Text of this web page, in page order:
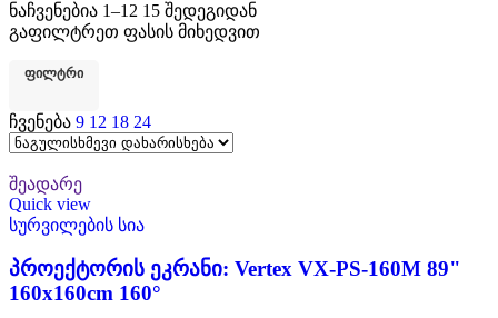
ნაჩვენებია 1–12 15 შედეგიდან
გაფილტრეთ ფასის მიხედვით
ᲤᲘᲚᲢᲠᲘ
ჩვენება 9 12 18 24
შეადარე
Quick view
სურვილების სია
პროექტორის ეკრანი: Vertex VX-PS-160M 89"
160x160cm 160°